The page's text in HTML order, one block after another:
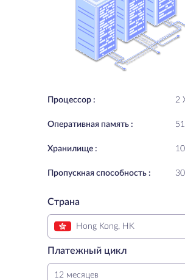
Процессор :
Oперативная память :
Хранилище :
Пропускная способность :
2
Страна
Hong Kong, HK
Платежный цикл
12 месяцев